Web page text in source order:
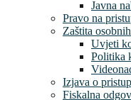
Javna
Pravo na
Zaštita
Uvjeti
Politika
Izjava o
Fiskalna